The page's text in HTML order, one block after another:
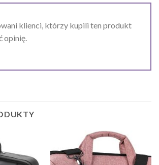
klienci, którzy kupili ten produkt
opinię.